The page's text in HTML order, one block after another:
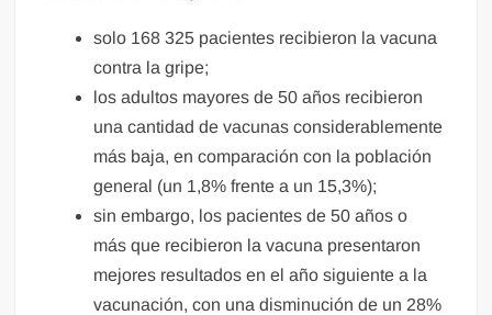
solo 168 325 pacientes recibieron la vacuna
contra la gripe;
los adultos mayores de 50 años recibieron
una cantidad de vacunas considerablemente
más baja, en comparación con la población
general (un 1,8% frente a un 15,3%);
sin embargo, los pacientes de 50 años o
más que recibieron la vacuna presentaron
mejores resultados en el año siguiente a la
vacunación, con una disminución de un 28%